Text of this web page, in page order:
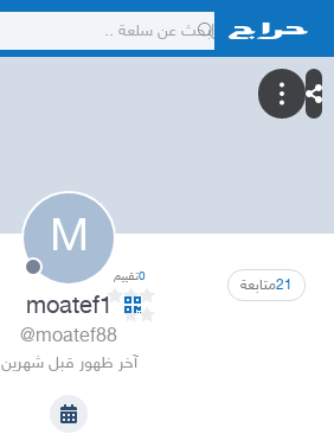
M
21متابعة 0تقييم
moatef1
@moatef88
آخر ظهور قبل شهرين